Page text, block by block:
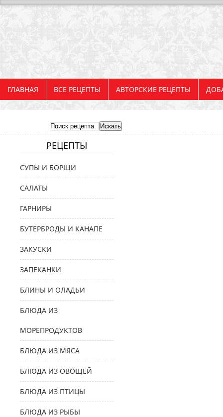
ГЛАВНАЯ ВСЕ РЕЦЕПТЫ АВТОРСКИЕ РЕЦЕПТЫ
РЕЦЕПТЫ
СУПЫ И БОРЩИ
САЛАТЫ
ГАРНИРЫ
БУТЕРБРОДЫ И КАНАПЕ
ЗАКУСКИ
ЗАПЕКАНКИ
БЛИНЫ И ОЛАДЬИ
БЛЮДА ИЗ
МОРЕПРОДУКТОВ
БЛЮДА ИЗ МЯСА
БЛЮДА ИЗ ОВОЩЕЙ
БЛЮДА ИЗ ПТИЦЫ
БЛЮДА ИЗ РЫБЫ